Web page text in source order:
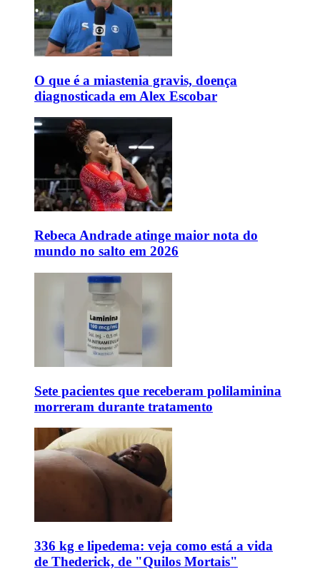
O que é a miastenia gravis, doença
diagnosticada em Alex Escobar
Rebeca Andrade atinge maior nota do
mundo no salto em 2026
Sete pacientes que receberam polilaminina
morreram durante tratamento
336 kg e lipedema: veja como está a vida
de Thederick, de "Quilos Mortais"